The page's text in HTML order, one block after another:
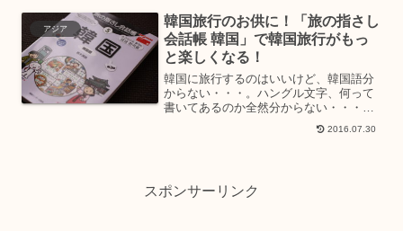
アジア
韓国旅行のお供に！「旅の指さし
会話帳 韓国」で韓国旅行がもっ
と楽しくなる！
韓国に旅行するのはいいけど、韓国語分
からない・・・。ハングル文字、何って
書いてあるのか全然分からない・・・。
という方にオススメの「旅の指さし会話
帳 韓国」「旅の指さし会話帳 韓国」
2016.07.30
スポンサーリンク